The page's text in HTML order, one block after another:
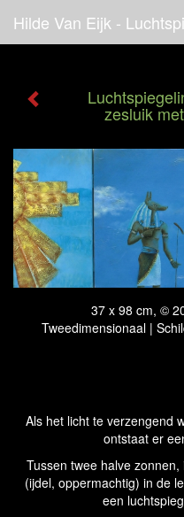
zesluik
37 x 98 cm, ©
Tweedimensionaal |
Als het licht te verzengend
ontstaat er
Tussen twee halve
(ijdel, oppermachtig) in de
een